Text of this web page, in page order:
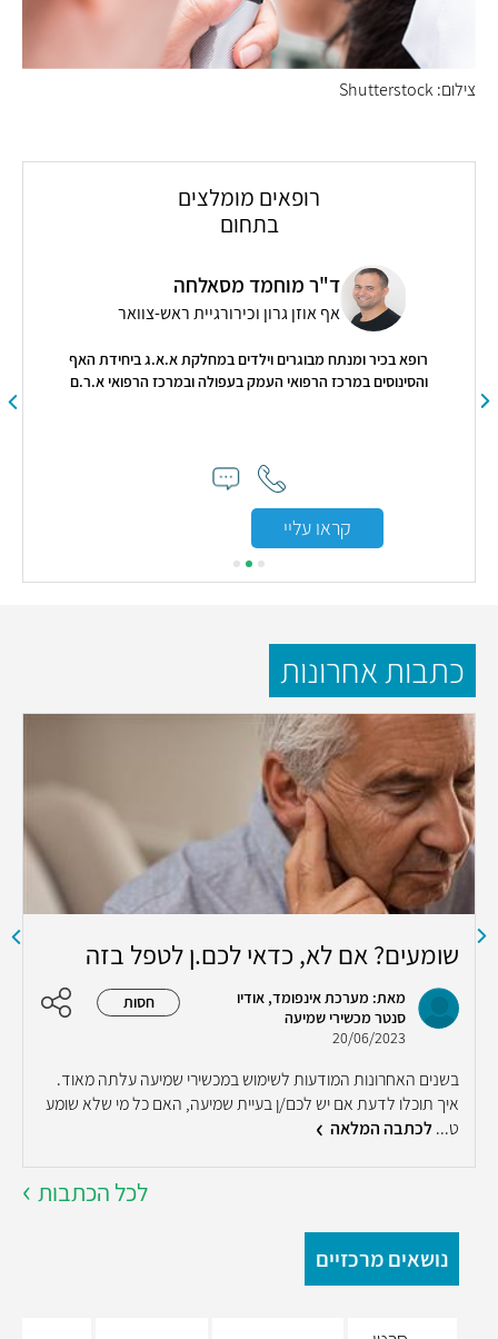
צילום: Shutterstock
רופאים מומלצים
בתחום
ד"ר מוחמד מסאלחה
אף אוזן גרון וכירורגיית ראש-צוואר
רופא בכיר ומנתח מבוגרים וילדים במחלקת א.א.ג ביחידת האף
והסינוסים במרכז הרפואי העמק בעפולה ובמרכז הרפואי א.ר.ם
קראו עליי
כתבות אחרונות
שומעים? אם לא, כדאי לכם.ן לטפל בזה
מאת: מערכת אינפומד, אודיו
סנטר מכשירי שמיעה
20/06/2023
חסות
בשנים האחרונות המודעות לשימוש במכשירי שמיעה עלתה מאוד.
איך תוכלו לדעת אם יש לכם/ן בעיית שמיעה, האם כל מי שלא שומע
ט...לכתבה המלאה
לכל הכתבות
נושאים מרכזיים